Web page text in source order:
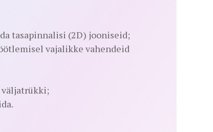
tasapinnalisi (2D) jooniseid;
vajalikke vahendeid
väljatrükki;